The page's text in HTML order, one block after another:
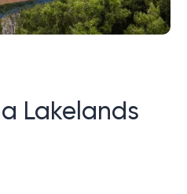
Lakelands